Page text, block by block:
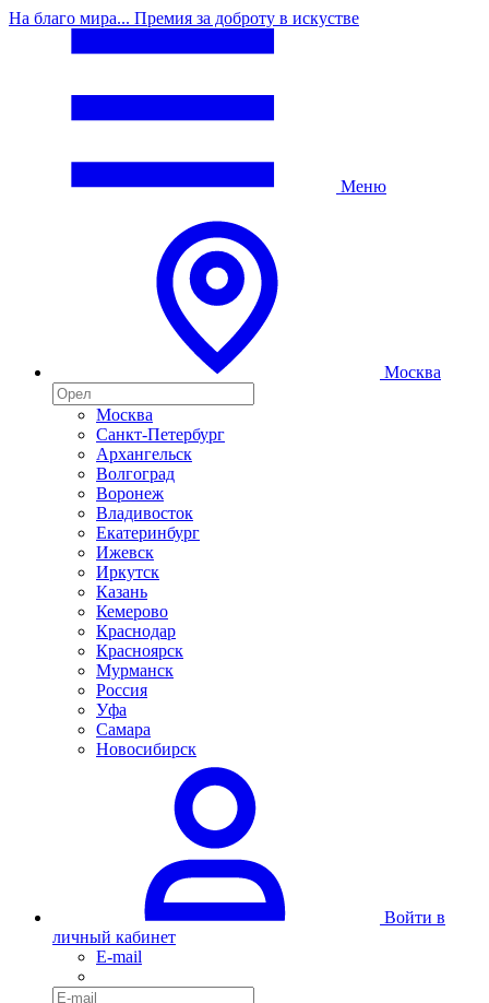
На благо мира... Премия за доброту в искустве
Меню
Москва
Москва
Санкт-Петербург
Архангельск
Волгоград
Воронеж
Владивосток
Екатеринбург
Ижевск
Иркутск
Казань
Кемерово
Краснодар
Красноярск
Мурманск
Россия
Уфа
Самара
Новосибирск
Войти в
личный кабинет
E-mail